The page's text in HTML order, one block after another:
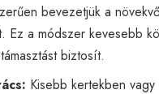
bevezetjük a
Ez a módszer kevesebb
biztosít.
Kisebb kertekben vagy